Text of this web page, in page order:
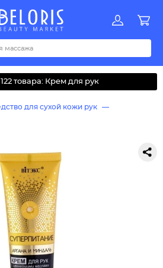
Акции
PQRSTUVWYZАБВДЗИМОКЛНПРСТУФ
товара: Крем для рук
для сухой кожи рук